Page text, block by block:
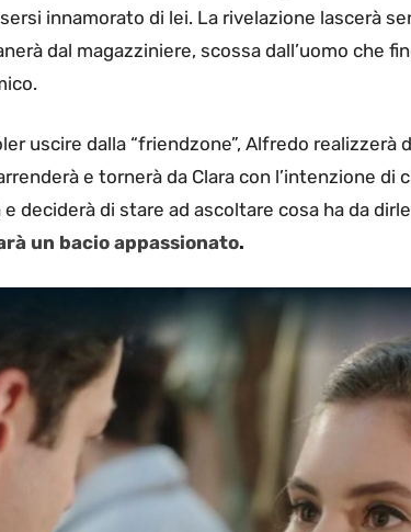
innamorato di lei. La rivelazione lascerà
dal magazziniere, scossa dall’uomo che
uscire dalla “friendzone”, Alfredo realizzerà
e tornerà da Clara con l’intenzione di
deciderà di stare ad ascoltare cosa ha da
un bacio appassionato.